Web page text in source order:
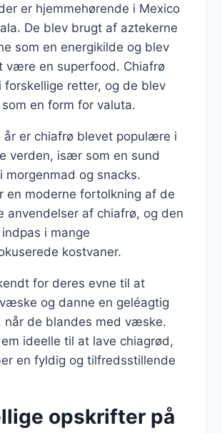
er hjemmehørende i Mexico
De blev brugt af aztekerne
som en energikilde og blev
være en superfood. Chiafrø
forskellige retter, og de blev
en form for valuta.
år er chiafrø blevet populære i
verden, især som en sund
morgenmad og snacks.
en moderne fortolkning af de
anvendelser af chiafrø, og den
i mange
kostvaner.
for deres evne til at
og danne en geléagtig
når de blandes med væske.
ideelle til at lave chiagrød,
en fyldig og tilfredsstillende
opskrifter på